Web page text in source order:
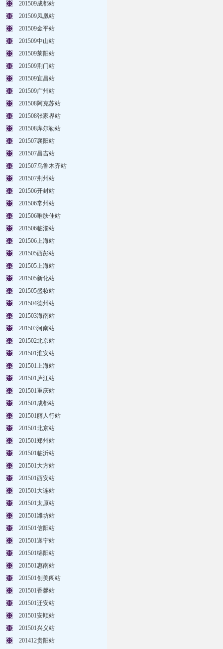
201509成都站
201509凤凰站
201509金平站
201509中山站
201509莱阳站
201509荆门站
201509宜昌站
201509广州站
201508阿克苏站
201508张家界站
201508库尔勒站
201507襄阳站
201507昌吉站
201507乌鲁木齐站
201507荆州站
201506开封站
201506常州站
201506唯肤佳站
201506临淄站
201506上海站
201505西彭站
201505上海站
201505新化站
201505盛妆站
201504德州站
201503海南站
201503河南站
201502北京站
201501淮安站
201501上海站
201501庐江站
201501重庆站
201501成都站
201501丽人行站
201501北京站
201501郑州站
201501临沂站
201501大方站
201501西安站
201501大连站
201501太原站
201501潍坊站
201501信阳站
201501遂宁站
201501绵阳站
201501惠南站
201501创美阁站
201501香馨站
201501迁安站
201501安顺站
201501兴义站
201412贵阳站